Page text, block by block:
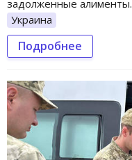
задолженные алименты.
Украина
Подробнее